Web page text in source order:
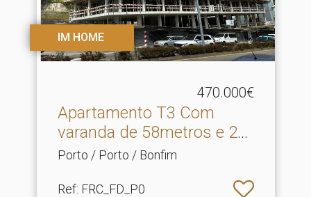
IM HOME
470.000€
Apartamento T3 Com
varanda de 58metros e 2
su.​..
Porto / Porto / Bonfim
Ref: FRC_FD_P0